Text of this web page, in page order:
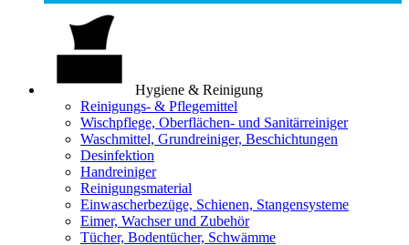
Hygiene & Reinigung
Reinigungs- & Pflegemittel
Wischpflege, Oberflächen- und Sanitärreiniger
Waschmittel, Grundreiniger, Beschichtungen
Desinfektion
Handreiniger
Reinigungsmaterial
Einwascherbezüge, Schienen, Stangensysteme
Eimer, Wachser und Zubehör
Tücher, Bodentücher, Schwämme